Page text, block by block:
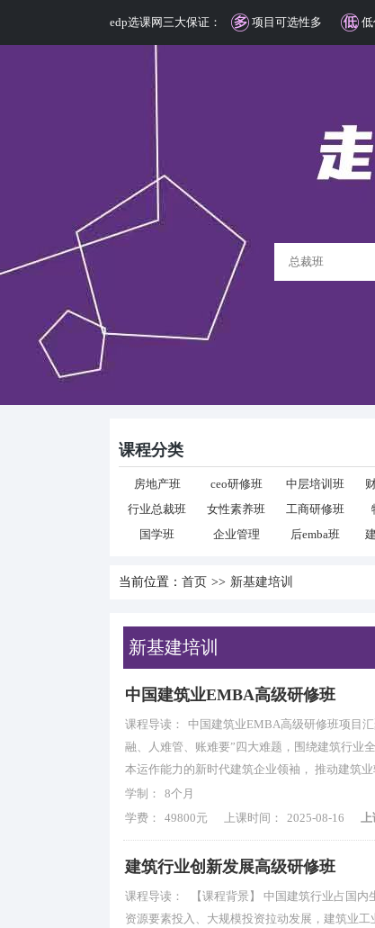
edp选课网三大保证： 项目可选性多
课程分类
房地产班 ceo研修班 中层培训班
行业总裁班
女性素养班 工商研修班
国学班
企业管理 后emba班
当前位置： 首页 >> 新基建培训
新基建培训
中国建筑业EMBA高级研修班
课程导读：
中国建筑业EMBA高级研修班项目
融、人难管、账难要”四大难题，围绕建筑行业
本运作能力的新时代建筑企业领袖， 推动建筑业
学制：
8个月
学费：
49800元 上课时间： 2025-08-16 上
建筑行业创新发展高级研修班
课程导读：
【课程背景】 中国建筑行业占国
资源要素投入、大规模投资拉动发展，建筑业